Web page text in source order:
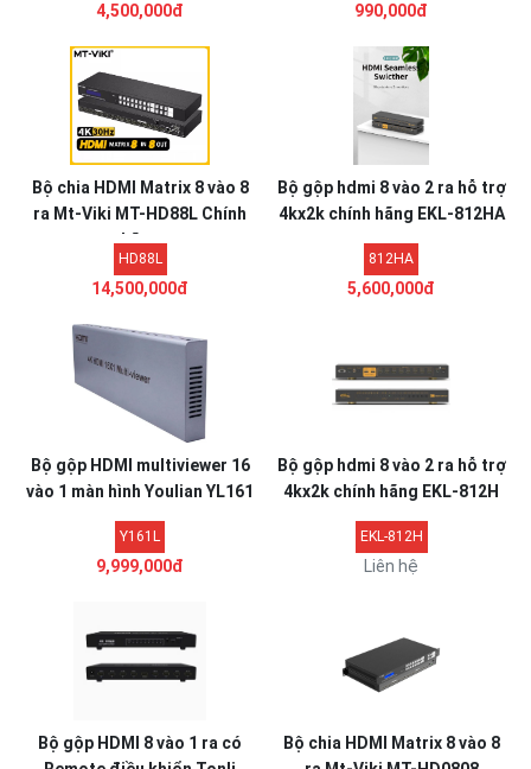
4,500,000đ 990,000đ
Bộ chia HDMI Matrix 8 vào 8
ra Mt-Viki MT-HD88L Chính
hãng
HD88L
14,500,000đ
Bộ gộp hdmi 8 vào 2 ra hỗ trợ
4kx2k chính hãng EKL-812HA
812HA
5,600,000đ
Bộ gộp HDMI multiviewer 16
vào 1 màn hình Youlian YL161
Y161L
9,999,000đ
Bộ gộp hdmi 8 vào 2 ra hỗ trợ
4kx2k chính hãng EKL-812H
EKL-812H
Liên hệ
Bộ gộp HDMI 8 vào 1 ra có
Bộ chia HDMI Matrix 8 vào 8